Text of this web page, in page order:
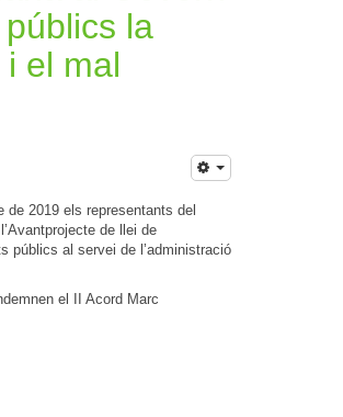
la
el mal
de 2019 els representants del
de llei de
públics al servei de l’administració
el II Acord Marc